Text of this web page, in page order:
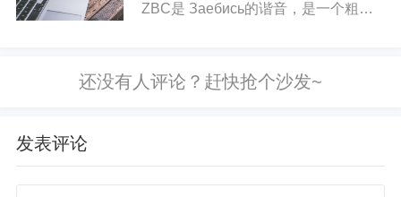
ZBC是 Заебись的谐音，是一个粗鲁
多关于zbc的问题。...
发表评论